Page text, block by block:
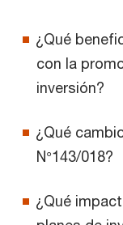
¿Qué
con la
inversión?
¿Qué
N°143/018?
¿Qué